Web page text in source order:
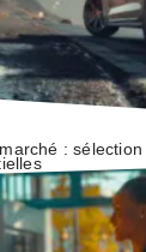
: sélection